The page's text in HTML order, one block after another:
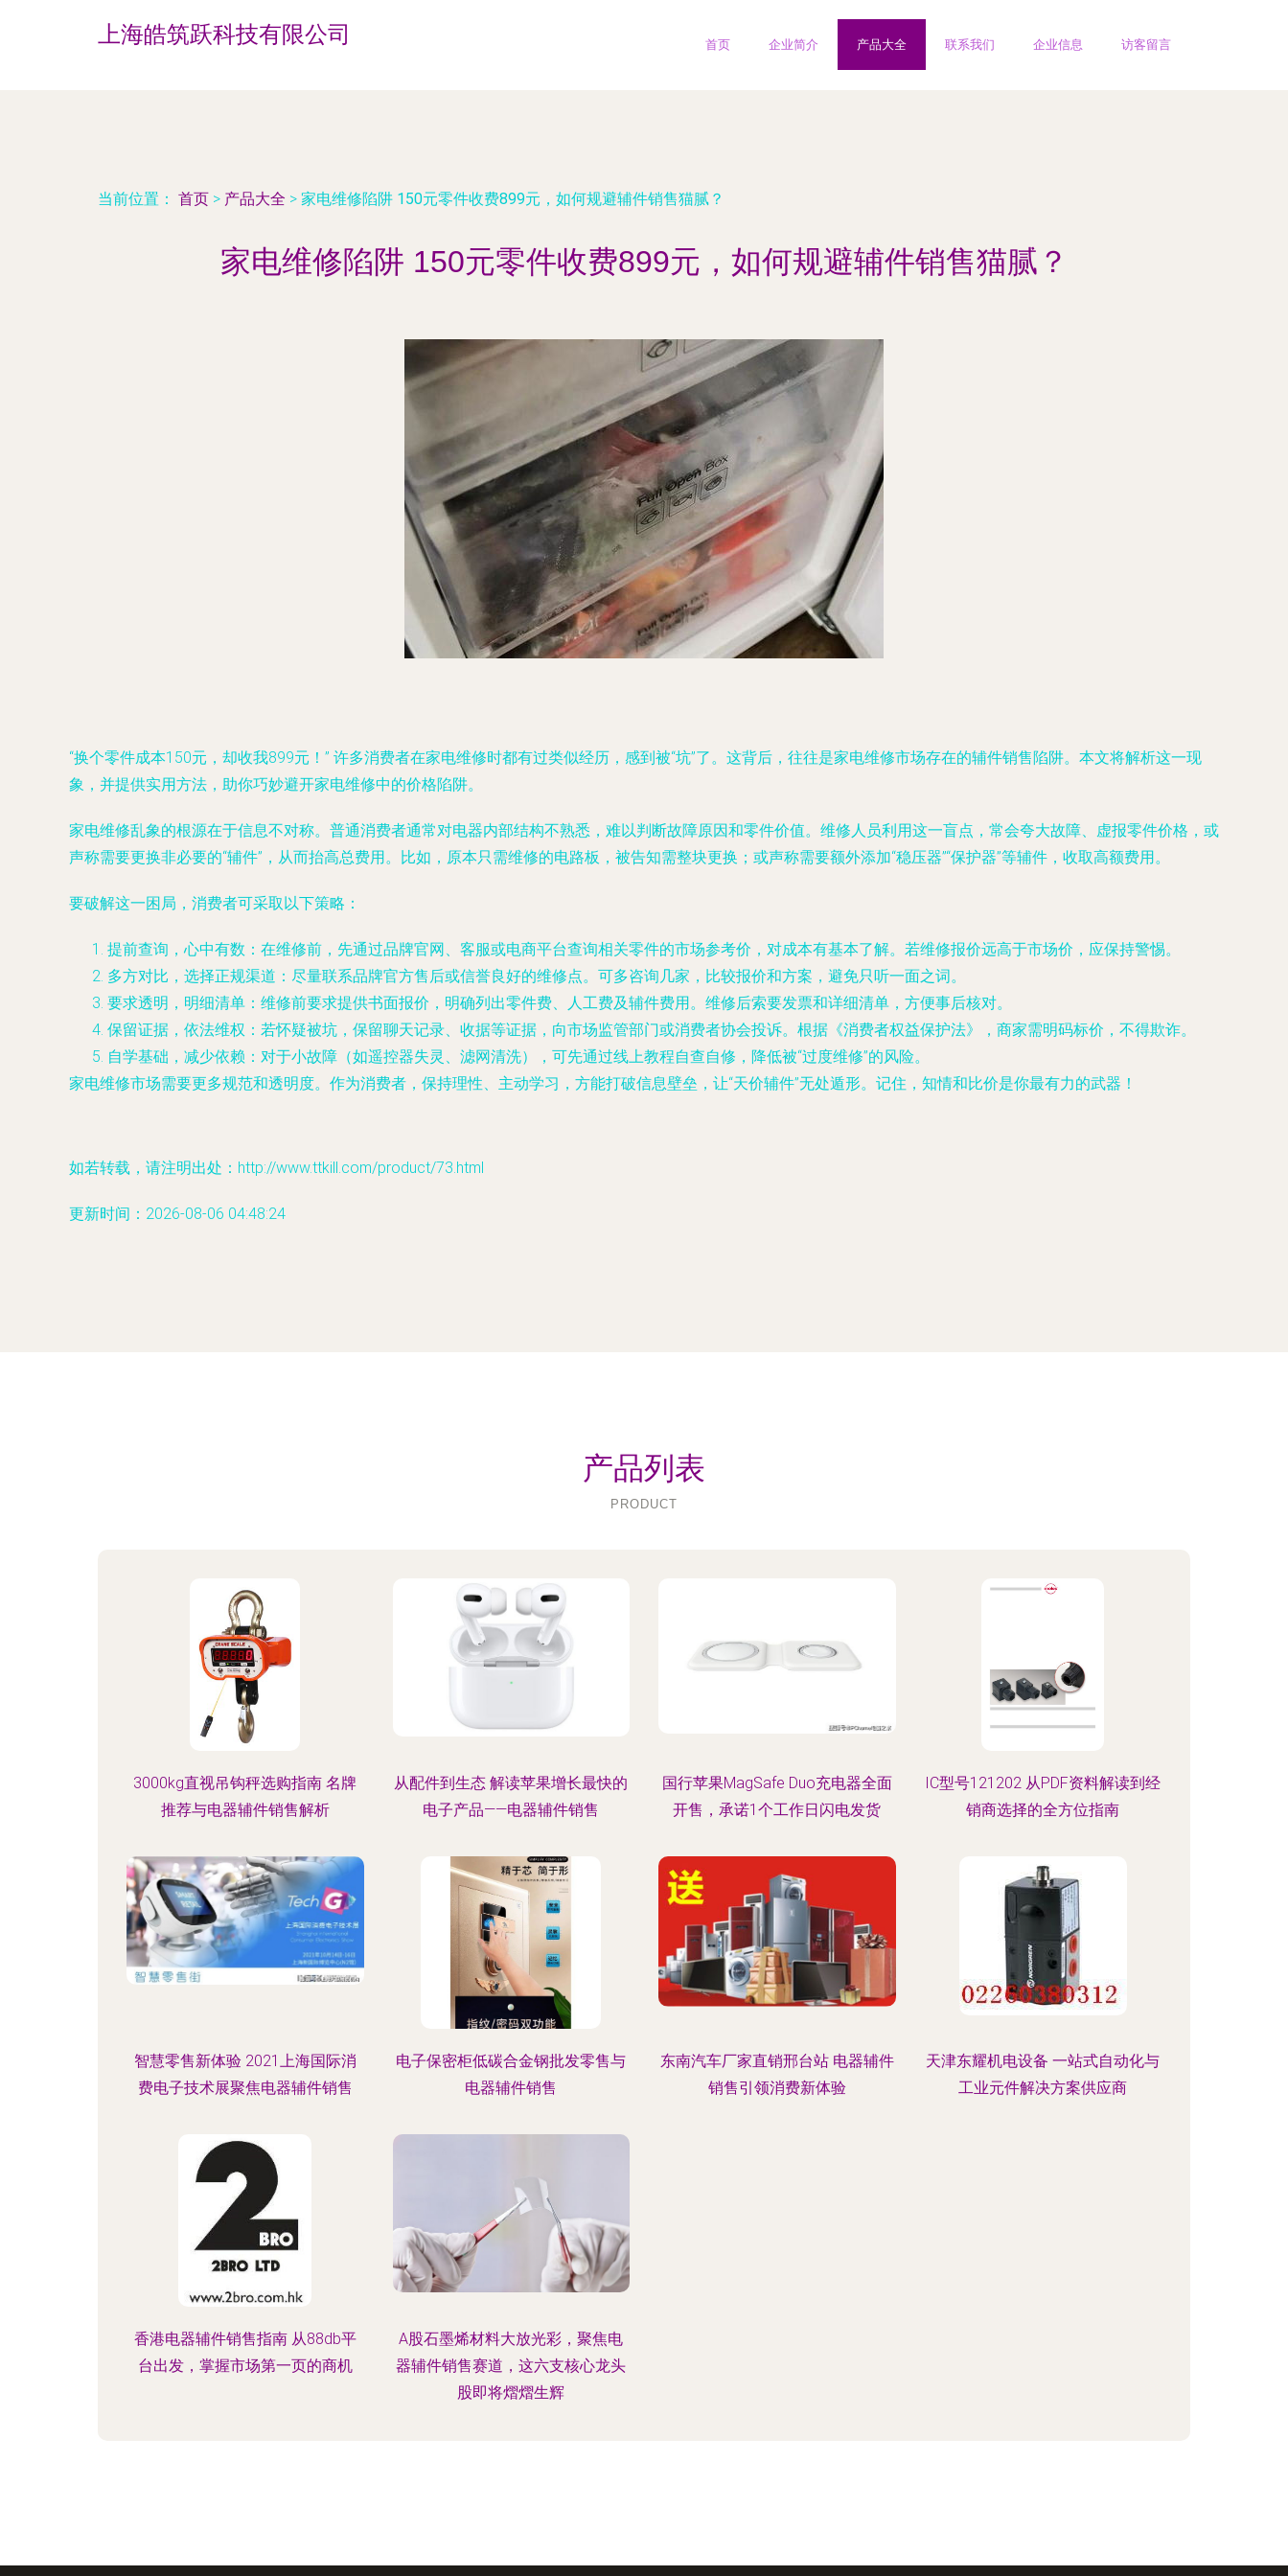
上海皓筑跃科技有限公司 首页 企业简介 产品大全 联系我们 企业信息 访客留言
当前位置： 首页 > 产品大全 > 家电维修陷阱 150元零件收费899元，如何规避辅件销售猫腻？
家电维修陷阱 150元零件收费899元，如何规避辅件销售猫腻？
“换个零件成本150元，却收我899元！” 许多消费者在家电维修时都有过类似经历，感到被“坑”了。这背后，往往是家电维修市场存在的辅件销售陷阱。本文将解析这一现
象，并提供实用方法，助你巧妙避开家电维修中的价格陷阱。
家电维修乱象的根源在于信息不对称。普通消费者通常对电器内部结构不熟悉，难以判断故障原因和零件价值。维修人员利用这一盲点，常会夸大故障、虚报零件价格，或
声称需要更换非必要的“辅件”，从而抬高总费用。比如，原本只需维修的电路板，被告知需整块更换；或声称需要额外添加“稳压器”“保护器”等辅件，收取高额费用。
要破解这一困局，消费者可采取以下策略：
提前查询，心中有数 ：在维修前，先通过品牌官网、客服或电商平台查询相关零件的市场参考价，对成本有基本了解。若维修报价远高于市场价，应保持警惕。
多方对比，选择正规渠道 ：尽量联系品牌官方售后或信誉良好的维修点。可多咨询几家，比较报价和方案，避免只听一面之词。
要求透明，明细清单 ：维修前要求提供书面报价，明确列出零件费、人工费及辅件费用。维修后索要发票和详细清单，方便事后核对。
保留证据，依法维权 ：若怀疑被坑，保留聊天记录、收据等证据，向市场监管部门或消费者协会投诉。根据《消费者权益保护法》，商家需明码标价，不得欺诈。
自学基础，减少依赖 ：对于小故障（如遥控器失灵、滤网清洗），可先通过线上教程自查自修，降低被“过度维修”的风险。
家电维修市场需要更多规范和透明度。作为消费者，保持理性、主动学习，方能打破信息壁垒，让“天价辅件”无处遁形。记住，知情和比价是你最有力的武器！
如若转载，请注明出处：http://www.ttkill.com/product/73.html
更新时间：2026-08-06 04:48:24
产品列表
PRODUCT
3000kg直视吊钩秤选购指南 名牌
推荐与电器辅件销售解析
从配件到生态 解读苹果增长最快的
电子产品——电器辅件销售
国行苹果MagSafe Duo充电器全面
开售，承诺1个工作日闪电发货
IC型号121202 从PDF资料解读到经
销商选择的全方位指南
智慧零售新体验 2021上海国际消
费电子技术展聚焦电器辅件销售
电子保密柜低碳合金钢批发零售与
电器辅件销售
东南汽车厂家直销邢台站 电器辅件
销售引领消费新体验
天津东耀机电设备 一站式自动化与
工业元件解决方案供应商
香港电器辅件销售指南 从88db平
台出发，掌握市场第一页的商机
A股石墨烯材料大放光彩，聚焦电
器辅件销售赛道，这六支核心龙头
股即将熠熠生辉